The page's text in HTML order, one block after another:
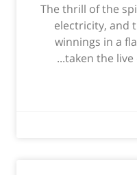
The thrill of the
electricity, and
winnings in a
taken the live